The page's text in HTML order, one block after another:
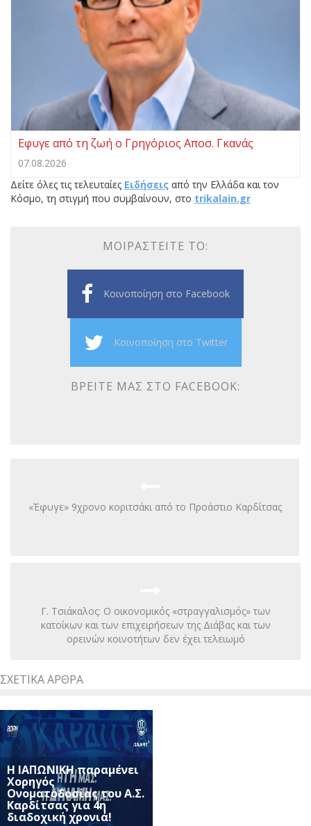
Eφυγε από τη ζωή ο Γρηγόριος Αποσ. Γκανάς
07.08.2026
Δείτε όλες τις τελευταίες Ειδήσεις από την Ελλάδα και τον
Κόσμο, τη στιγμή που συμβαίνουν, στο trikalain.gr
ΜΟΙΡΑΣΤΕΊΤΕ ΤΟ:
Κοινοποίηση στο Facebook
Κοινοποίηση στο Twitter
ΒΡΕΊΤΕ ΜΑΣ ΣΤΟ FACEBOOK:
«Έφυγε» 9χρονο κοριτσάκι από το Προάστιο Καρδίτσας
Γ. Τσιάκαλος: Ο οικονομικός «στραγγαλισμός» των
κατοίκων και των επιχειρήσεων της Διάβας και των
ορεινών κοινοτήτων δεν έχει τελειωμό
ΣΧΕΤΙΚΆ ΆΡΘΡΑ
Η ΙΑΠΩΝΙΚΗ παραμένει
Χορηγός
Ονοματοδοσίας του Α.Σ.
Καρδίτσας για 4η
διαδοχική χρονιά!